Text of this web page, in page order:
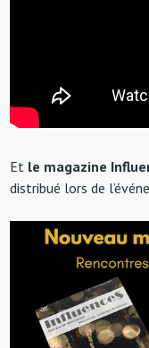
Et le magazine
distribué lors de